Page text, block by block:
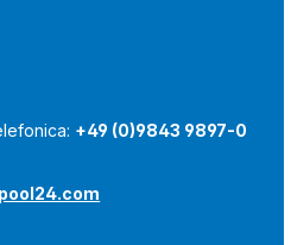
+49 (0)9843 9897-0